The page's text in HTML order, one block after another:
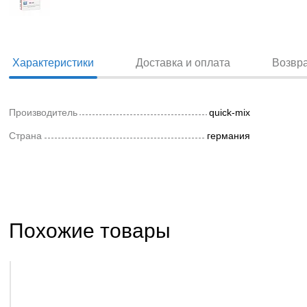
Характеристики Доставка и оплата
Производитель quick-mix
Страна германия
Похожие товары